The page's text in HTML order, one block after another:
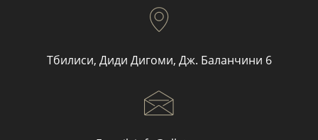
Тбилиси, Диди Дигоми, Дж. Баланчини 6